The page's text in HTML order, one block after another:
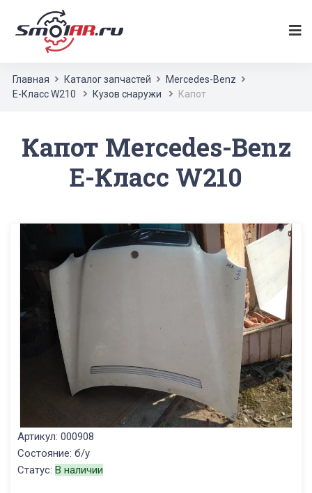
Главная Каталог запчастей
Mercedes-Benz
E-Класс W210
Кузов снаружи Капот
Капот Mercedes-Benz
E-Класс W210
Артикул: 000908
Состояние: б/у
Статус: В наличии